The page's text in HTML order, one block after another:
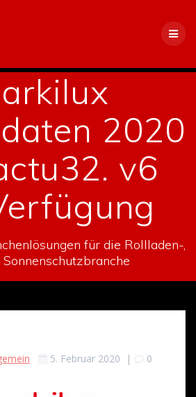
2020
v6
für die Rollladen-,
5. Februar 2020 | 0